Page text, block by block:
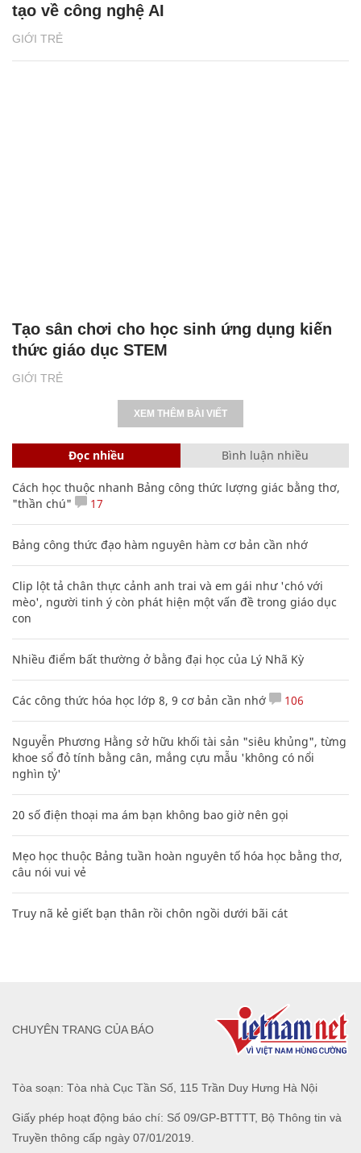
GIỚI TRẺ
tạo về công nghệ AI
GIỚI TRẺ
Tạo sân chơi cho học sinh ứng dụng kiến
thức giáo dục STEM
XEM THÊM BÀI VIẾT
Đọc nhiều Bình luận nhiều
Cách học thuộc nhanh Bảng công thức lượng giác bằng thơ,
"thần chú"
17
Bảng công thức đạo hàm nguyên hàm cơ bản cần nhớ
Clip lột tả chân thực cảnh anh trai và em gái như 'chó với
mèo', người tinh ý còn phát hiện một vấn đề trong giáo dục
con
Nhiều điểm bất thường ở bằng đại học của Lý Nhã Kỳ
Các công thức hóa học lớp 8, 9 cơ bản cần nhớ 106
Nguyễn Phương Hằng sở hữu khối tài sản "siêu khủng", từng
khoe sổ đỏ tính bằng cân, mắng cựu mẫu 'không có nổi
nghìn tỷ'
20 số điện thoại ma ám bạn không bao giờ nên gọi
Mẹo học thuộc Bảng tuần hoàn nguyên tố hóa học bằng thơ,
câu nói vui vẻ
Truy nã kẻ giết bạn thân rồi chôn ngồi dưới bãi cát
Tòa soạn: Tòa nhà Cục Tần Số, 115 Trần Duy Hưng Hà Nội
Giấy phép hoạt động báo chí: Số 09/GP-BTTTT, Bộ Thông tin và
Truyền thông cấp ngày 07/01/2019.
CHUYÊN TRANG CỦA BÁO